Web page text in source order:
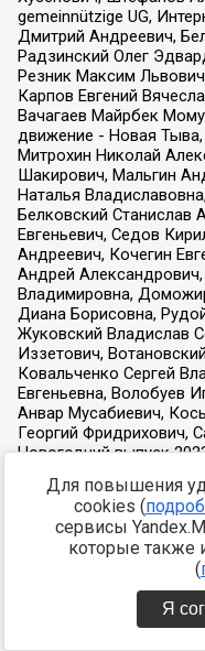
Для повышения
cookies (
сервисы
которые также
(
Я